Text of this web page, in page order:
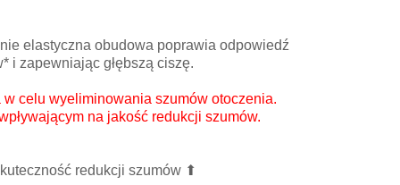
elastyczna obudowa poprawia odpowiedź
i zapewniając głębszą ciszę.
celu wyeliminowania szumów otoczenia.
na jakość redukcji szumów.
redukcji szumów ⬆